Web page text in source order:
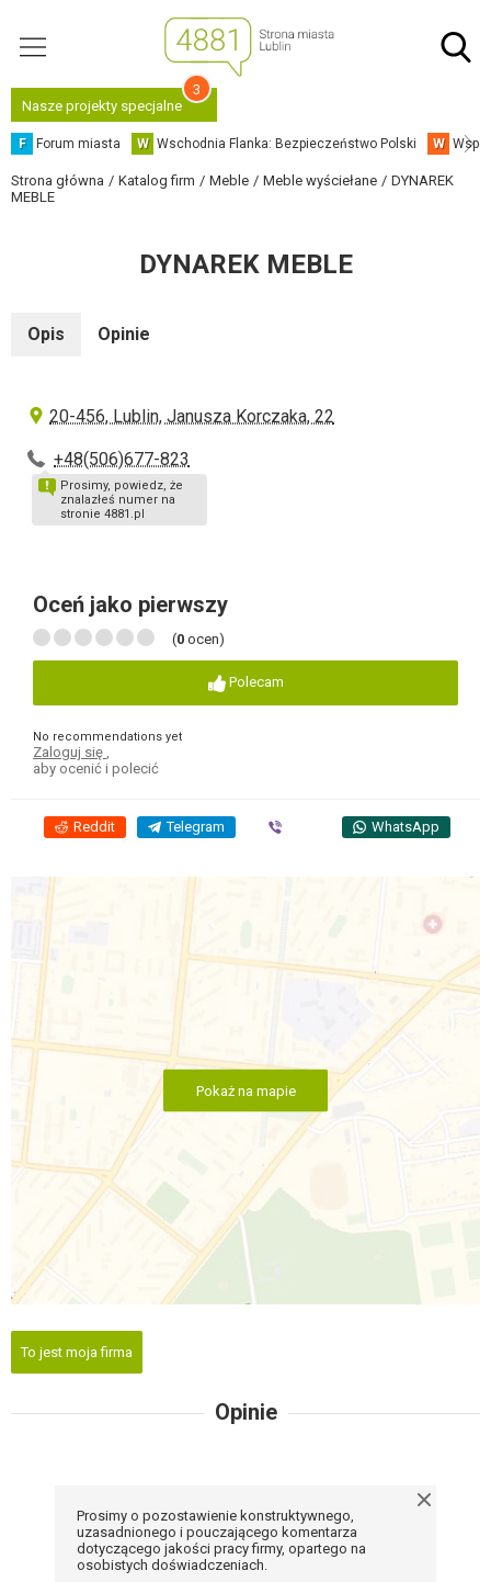
Nasze projekty specjalne
3
F Forum miasta W Wschodnia Flanka: Bezpieczeństwo Polski W
Strona główna Katalog firm Meble Meble wyściełane
DYNAREK
MEBLE
DYNAREK MEBLE
Opis Opinie
20-456, Lublin, Janusza Korczaka, 22
+48(506)677-823
Prosimy, powiedz, że
znalazłeś numer na
stronie 4881.pl
Oceń jako pierwszy
(0 ocen)
Polecam
No recommendations yet
Zaloguj się
aby ocenić i polecić
Reddit Telegram WhatsApp
Pokaż na mapie
To jest moja firma
Opinie
Prosimy o pozostawienie konstruktywnego,
uzasadnionego i pouczającego komentarza
dotyczącego jakości pracy firmy, opartego na
osobistych doświadczeniach.